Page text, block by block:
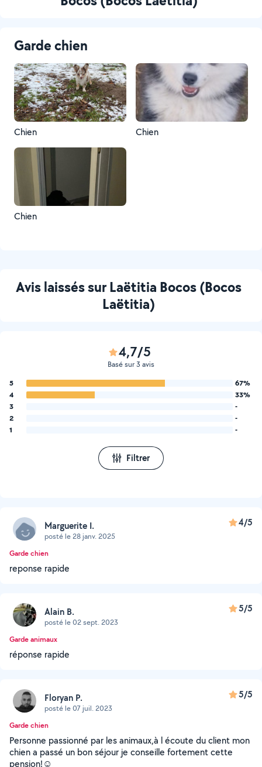
Garde chien
Chien Chien
Chien
Avis laissés sur Laëtitia Bocos (Bocos
Laëtitia)
4,7/5
Basé sur 3 avis
5
67%
4
33%
3
-
2
-
1
-
Filtrer
Marguerite I.
posté le 28 janv. 2025
4/5
Garde chien
reponse rapide
Alain B.
posté le 02 sept. 2023
5/5
Garde animaux
réponse rapide
Floryan P.
posté le 07 juil. 2023
5/5
Garde chien
Personne passionné par les animaux,à l écoute du client mon
chien a passé un bon séjour je conseille fortement cette
pension!☺️